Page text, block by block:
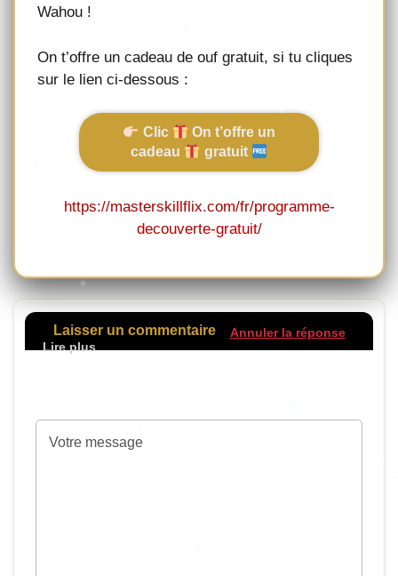
Wahou !
On t’offre un cadeau de ouf gratuit, si tu cliques
sur le lien ci-dessous :
Clic
On t’offre un
cadeau
gratuit
https://masterskillflix.com/fr/programme-
decouverte-gratuit/
Laisser un commentaire Annuler la réponse